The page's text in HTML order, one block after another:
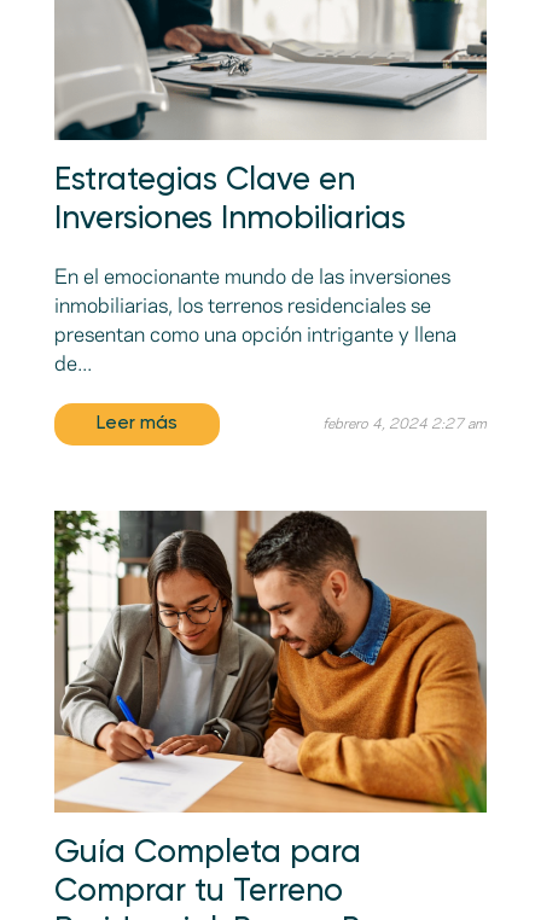
Estrategias Clave en
Inversiones Inmobiliarias
En el emocionante mundo de las inversiones
inmobiliarias, los terrenos residenciales se
presentan como una opción intrigante y llena
de...
Leer más febrero 4, 2024 2:27 am
Guía Completa para
Comprar tu Terreno